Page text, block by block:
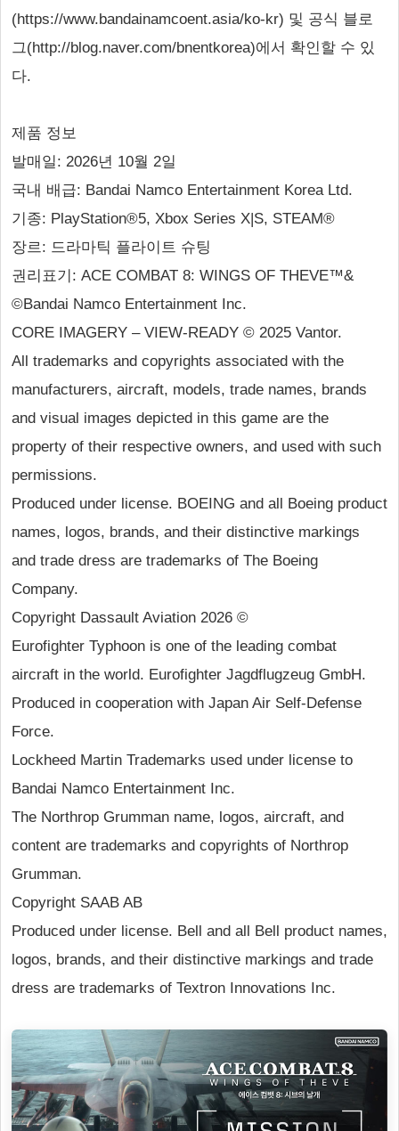
(https://www.bandainamcoent.asia/ko-kr) 및 공식 블로
그(http://blog.naver.com/bnentkorea)에서 확인할 수 있
다.
제품 정보
발매일: 2026년 10월 2일
국내 배급: Bandai Namco Entertainment Korea Ltd.
기종: PlayStation®5, Xbox Series X|S, STEAM®
장르: 드라마틱 플라이트 슈팅
권리표기: ACE COMBAT 8: WINGS OF THEVE™&
©Bandai Namco Entertainment Inc.
CORE IMAGERY – VIEW-READY © 2025 Vantor.
All trademarks and copyrights associated with the
manufacturers, aircraft, models, trade names, brands
and visual images depicted in this game are the
property of their respective owners, and used with such
permissions.
Produced under license. BOEING and all Boeing product
names, logos, brands, and their distinctive markings
and trade dress are trademarks of The Boeing
Company.
Copyright Dassault Aviation 2026 ©
Eurofighter Typhoon is one of the leading combat
aircraft in the world. Eurofighter Jagdflugzeug GmbH.
Produced in cooperation with Japan Air Self-Defense
Force.
Lockheed Martin Trademarks used under license to
Bandai Namco Entertainment Inc.
The Northrop Grumman name, logos, aircraft, and
content are trademarks and copyrights of Northrop
Grumman.
Copyright SAAB AB
Produced under license. Bell and all Bell product names,
logos, brands, and their distinctive markings and trade
dress are trademarks of Textron Innovations Inc.